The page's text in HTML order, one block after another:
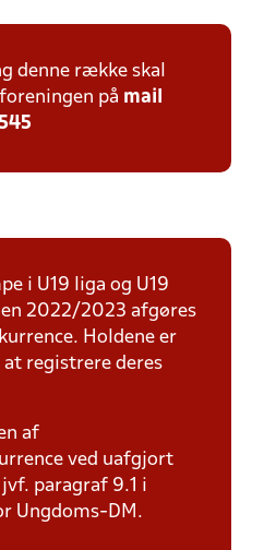
denne række skal
på mail
i U19 liga og U19
2022/2023 afgøres
Holdene er
registrere deres
af
ved uafgjort
paragraf 9.1 i
Ungdoms-DM.